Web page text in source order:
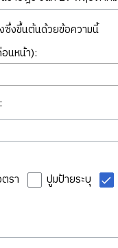
ซึ่งขึ้นต้นด้วยข้อความนี้
นหน้า):
:
รา
ปูมป้ายระบุ